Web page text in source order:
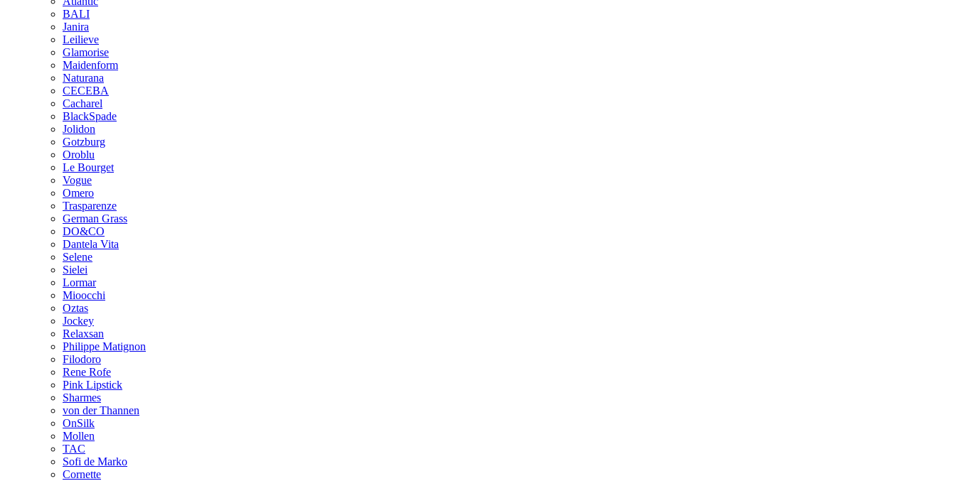
BALI
Janira
Leilieve
Glamorise
Maidenform
Naturana
CECEBA
Cacharel
BlackSpade
Jolidon
Gotzburg
Oroblu
Le Bourget
Vogue
Omero
Trasparenze
German Grass
DO&CO
Dantela Vita
Selene
Sielei
Lormar
Mioocchi
Oztas
Jockey
Relaxsan
Philippe Matignon
Filodoro
Rene Rofe
Pink Lipstick
Sharmes
von der Thannen
OnSilk
Mollen
TAC
Sofi de Marko
Cornette